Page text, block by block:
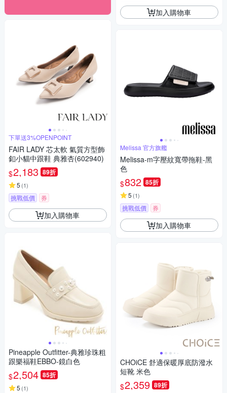
下單送3%OPENPOINT
FAIR LADY 芯太軟 氣質方型飾
釦小貓中跟鞋 典雅杏(602940)
$2,183 89折
5 (1)
挑戰低價 券
加入購物車
Pineapple Outfitter-典雅珍珠粗
跟樂福鞋EBBO-鏡白色
$2,504 85折
5 (1)
加入購物車
Melissa 官方旗艦
Melissa-m字壓紋寬帶拖鞋-黑
色
$832 85折
5 (1)
挑戰低價 券
加入購物車
CHOiCE 舒適保暖厚底防潑水
短靴 米色
$2,359 89折